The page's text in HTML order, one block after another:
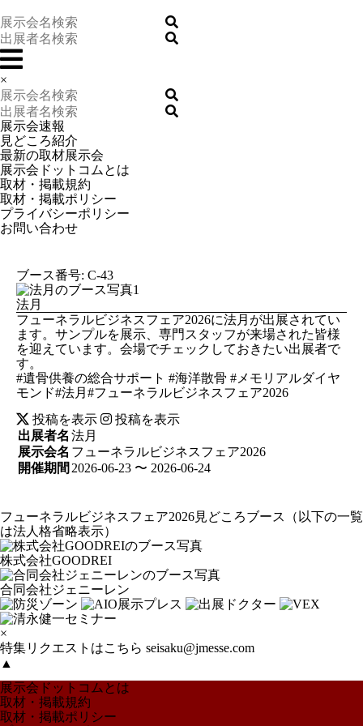
×
展示会速報
見どころ紹介
最新の取材展示会
展示会ドットコムとは
取材・掲載規約
取材・掲載ポリシー
プライバシーポリシー
お問い合わせ
ブース番号: C-43
法月
フューネラルビジネスフェア2026に法月が出展されてい
ます。サンプルを展示、専門スタッフが来場された皆様
を迎えています。会場でチェックしておきたい出展者で
す。
#遺骨供養の総合サポート #海洋散骨 #メモリアルダイヤ
モンド#法月#フューネラルビジネスフェア2026
投稿を表示
投稿を表示
出展者名 法月
展示会名 フューネラルビジネスフェア2026
開催期間 2026-06-23 〜 2026-06-24
フューネラルビジネスフェア2026見どころブース
（以下の一覧
は法人格省略表示）
株式会社GOODREI
合同会社ジェニーレン
×
特集リクエストはこちら seisaku@jmesse.com
展示会ドットコムとは
取材・掲載規約
取材・掲載ポリシー
▲